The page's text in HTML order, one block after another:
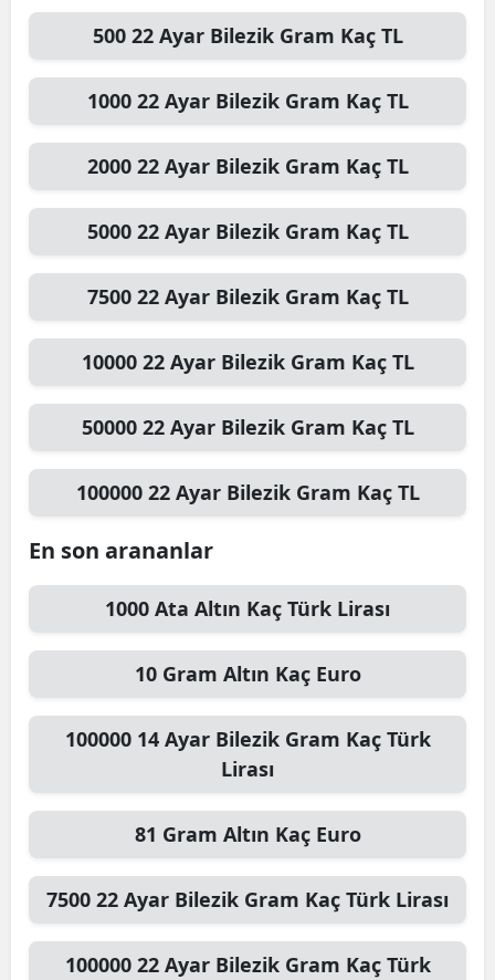
500 22 Ayar Bilezik Gram Kaç TL
1000 22 Ayar Bilezik Gram Kaç TL
2000 22 Ayar Bilezik Gram Kaç TL
5000 22 Ayar Bilezik Gram Kaç TL
7500 22 Ayar Bilezik Gram Kaç TL
10000 22 Ayar Bilezik Gram Kaç TL
50000 22 Ayar Bilezik Gram Kaç TL
100000 22 Ayar Bilezik Gram Kaç TL
En son arananlar
1000 Ata Altın Kaç Türk Lirası
10 Gram Altın Kaç Euro
100000 14 Ayar Bilezik Gram Kaç Türk
Lirası
81 Gram Altın Kaç Euro
7500 22 Ayar Bilezik Gram Kaç Türk Lirası
100000 22 Ayar Bilezik Gram Kaç Türk